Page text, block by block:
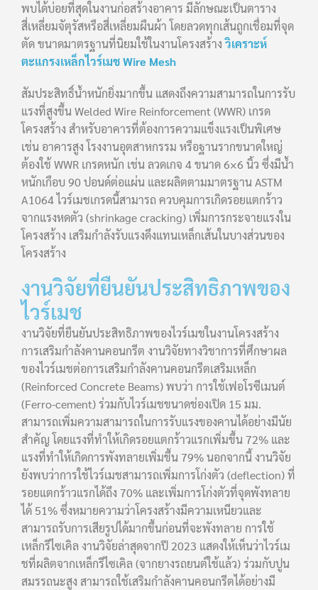
พบได้บ่อยที่สุดในงานก่อสร้างอาคาร มีลักษณะเป็นตาราง
สี่เหลี่ยมจัตุรัสหรือสี่เหลี่ยมผืนผ้า โดยลวดทุกเส้นถูกเชื่อมที่จุด
ตัด ขนาดมาตรฐานที่นิยมใช้ในงานโครงสร้างวิเคราะห์
ตะแกรงเหล็กไวร์เมช Wire Mesh
สัมประสิทธิ์น้ำหนักยิ่งมากขึ้น แสดงถึงความสามารถในการรับ
แรงที่สูงขึ้น Welded Wire Reinforcement (WWR) เกรด
โครงสร้าง สำหรับอาคารที่ต้องการความแข็งแรงเป็นพิเศษ
เช่น อาคารสูง โรงงานอุตสาหกรรม หรือฐานรากขนาดใหญ่
ต้องใช้ WWR เกรดหนัก เช่น ลวดเกจ 4 ขนาด 6×6 นิ้ว ซึ่งมีน้ำ
หนักเกือบ 90 ปอนด์ต่อแผ่น และผลิตตามมาตรฐาน ASTM
A1064 ไวร์เมชเกรดนี้สามารถ ควบคุมการเกิดรอยแตกร้าว
จากแรงหดตัว (shrinkage cracking) เพิ่มการกระจายแรงใน
โครงสร้าง เสริมกำลังรับแรงดึงแทนเหล็กเส้นในบางส่วนของ
โครงสร้าง
งานวิจัยที่ยืนยันประสิทธิภาพของ
ไวร์เมช
งานวิจัยที่ยืนยันประสิทธิภาพของไวร์เมชในงานโครงสร้าง
การเสริมกำลังคานคอนกรีต งานวิจัยทางวิชาการที่ศึกษาผล
ของไวร์เมชต่อการเสริมกำลังคานคอนกรีตเสริมเหล็ก
(Reinforced Concrete Beams) พบว่า การใช้เฟอโรซีเมนต์
(Ferro-cement) ร่วมกับไวร์เมชขนาดช่องเปิด 15 มม.
สามารถเพิ่มความสามารถในการรับแรงของคานได้อย่างมีนัย
สำคัญ โดยแรงที่ทำให้เกิดรอยแตกร้าวแรกเพิ่มขึ้น 72% และ
แรงที่ทำให้เกิดการพังทลายเพิ่มขึ้น 79% นอกจากนี้ งานวิจัย
ยังพบว่าการใช้ไวร์เมชสามารถเพิ่มการโก่งตัว (deflection) ที่
รอยแตกร้าวแรกได้ถึง 70% และเพิ่มการโก่งตัวที่จุดพังทลาย
ได้ 51% ซึ่งหมายความว่าโครงสร้างมีความเหนียวและ
สามารถรับการเสียรูปได้มากขึ้นก่อนที่จะพังทลาย การใช้
เหล็กรีไซเคิล งานวิจัยล่าสุดจากปี 2023 แสดงให้เห็นว่าไวร์เม
ชที่ผลิตจากเหล็กรีไซเคิล (จากยางรถยนต์ใช้แล้ว) ร่วมกับปูน
สมรรถนะสูง สามารถใช้เสริมกำลังคานคอนกรีตได้อย่างมี